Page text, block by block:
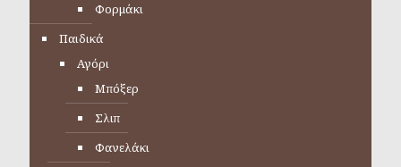
Φορμάκι
Παιδικά
Αγόρι
Μπόξερ
Σλιπ
Φανελάκι